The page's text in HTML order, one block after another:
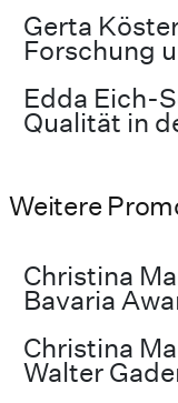
Gerta
Forschung
Edda Eich-
Qualität in
Weitere
Christina
Bavaria
Christina
Walter